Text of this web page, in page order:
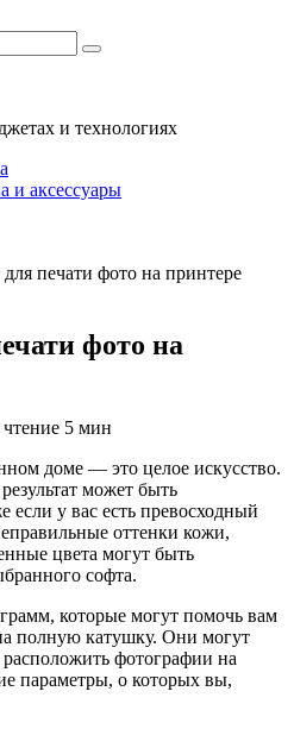
и технологиях
и аксессуары
печати фото на принтере
фото на
5 мин
доме — это целое искусство.
может быть
если у вас есть превосходный
оттенки кожи,
цвета могут быть
софта.
которые могут помочь вам
полную катушку. Они могут
фотографии на
параметры, о которых вы,